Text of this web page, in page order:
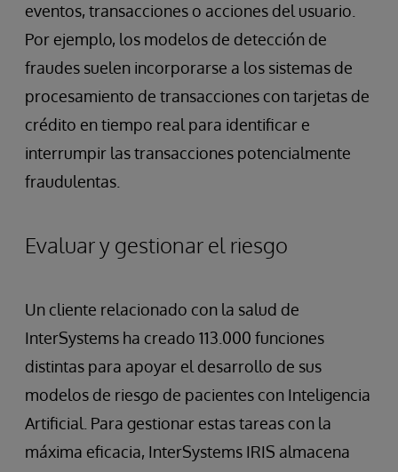
eventos, transacciones o acciones del usuario.
Por ejemplo, los modelos de detección de
fraudes suelen incorporarse a los sistemas de
procesamiento de transacciones con tarjetas de
crédito en tiempo real para identificar e
interrumpir las transacciones potencialmente
fraudulentas.
Evaluar y gestionar el riesgo
Un cliente relacionado con la salud de
InterSystems ha creado 113.000 funciones
distintas para apoyar el desarrollo de sus
modelos de riesgo de pacientes con Inteligencia
Artificial. Para gestionar estas tareas con la
máxima eficacia, InterSystems IRIS almacena